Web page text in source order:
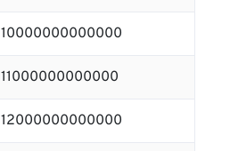
10000000000000
11000000000000
12000000000000